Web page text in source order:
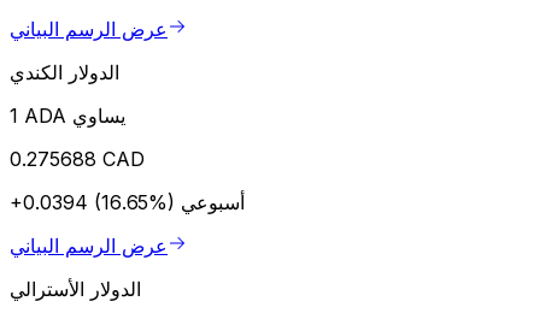
عرض الرسم البياني
الدولار الكندي
1 ADA يساوي
0.275688 CAD
+0.0394 (16.65%) أسبوعي
عرض الرسم البياني
الدولار الأسترالي